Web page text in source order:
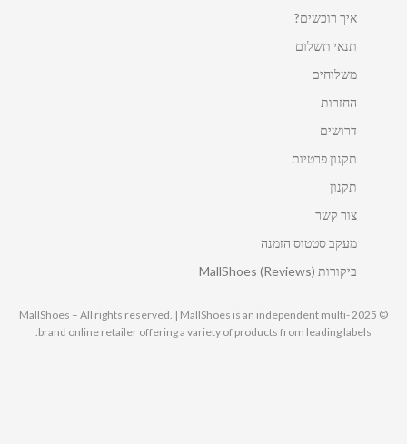
איך רוכשים?
תנאי תשלום
משלוחים
החזרות
דרושים
תקנון פרטיות
תקנון
צור קשר
מעקב סטטוס הזמנה
ביקורות MallShoes (Reviews)
© 2025 MallShoes – All rights reserved. | MallShoes is an independent multi-
brand online retailer offering a variety of products from leading labels.